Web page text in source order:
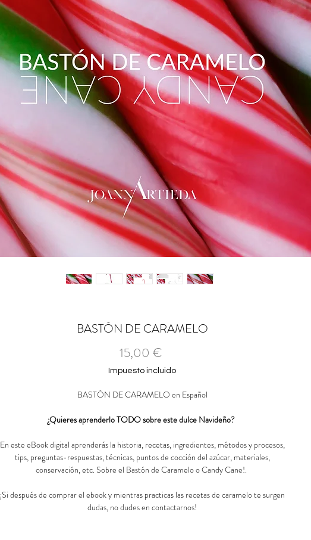
BASTÓN DE CARAMELO
15,00 €Precio
Impuesto incluido
BASTÓN DE CARAMELO en Español
¿Quieres aprenderlo TODO sobre este dulce Navideño?
En este eBook digital aprenderás la historia, recetas, ingredientes, métodos y procesos,
tips, preguntas-respuestas, técnicas, puntos de cocción del azúcar, materiales,
conservación, etc. Sobre el Bastón de Caramelo o Candy Cane!.
¡Si después de comprar el ebook y mientras practicas las recetas de caramelo te surgen
dudas, no dudes en contactarnos!